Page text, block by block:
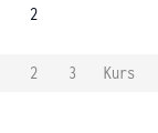
2
2 3
Kurs